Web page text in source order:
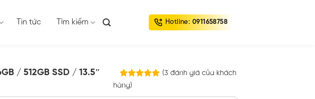
Tin tức Tìm kiếm Hotline: 0911658758
/ 512GB SSD / 13.5″
5.00
3
(3 đánh giá của khách
hàng)